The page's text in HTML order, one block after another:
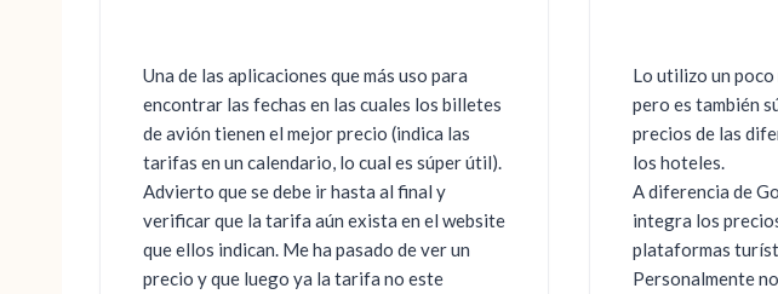
Una de las aplicaciones que más uso para
encontrar las fechas en las cuales los billetes
de avión tienen el mejor precio (indica las
tarifas en un calendario, lo cual es súper útil).
Advierto que se debe ir hasta al final y
verificar que la tarifa aún exista en el website
que ellos indican. Me ha pasado de ver un
precio y que luego ya la tarifa no este
Lo utilizo un
pero es también
precios de las
los hoteles.
A diferencia de
integra los
plataformas
Personalmente